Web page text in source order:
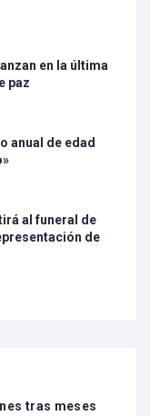
en la última
paz
anual de edad
al funeral de
de
tras meses